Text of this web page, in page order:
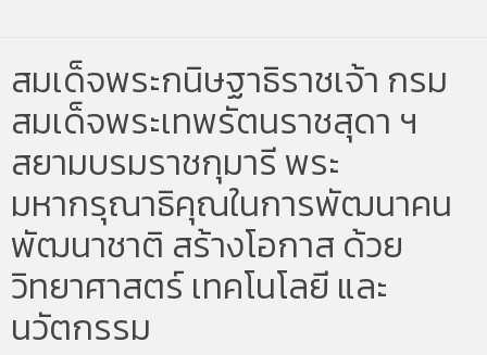
สมเด็จพระกนิษฐาธิราชเจ้า กรม
สมเด็จพระเทพรัตนราชสุดา ฯ
สยามบรมราชกุมารี พระ
มหากรุณาธิคุณในการพัฒนาคน
พัฒนาชาติ สร้างโอกาส ด้วย
วิทยาศาสตร์ เทคโนโลยี และ
นวัตกรรม